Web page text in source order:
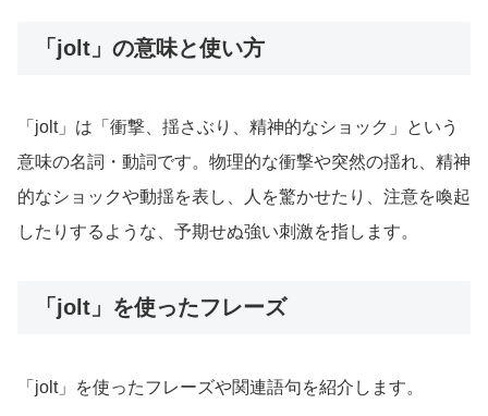
「jolt」の意味と使い方
「jolt」は「衝撃、揺さぶり、精神的なショック」という
意味の名詞・動詞です。物理的な衝撃や突然の揺れ、精神
的なショックや動揺を表し、人を驚かせたり、注意を喚起
したりするような、予期せぬ強い刺激を指します。
「jolt」を使ったフレーズ
「jolt」を使ったフレーズや関連語句を紹介します。